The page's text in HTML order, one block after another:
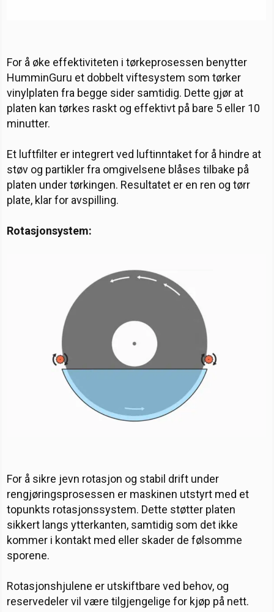
For å øke effektiviteten i tørkeprosessen benytter
HumminGuru et dobbelt viftesystem som tørker
vinylplaten fra begge sider samtidig. Dette gjør at
platen kan tørkes raskt og effektivt på bare 5 eller 10
minutter.
Et luftfilter er integrert ved luftinntaket for å hindre at
støv og partikler fra omgivelsene blåses tilbake på
platen under tørkingen. Resultatet er en ren og tørr
plate, klar for avspilling.
Rotasjonsystem:
For å sikre jevn rotasjon og stabil drift under
rengjøringsprosessen er maskinen utstyrt med et
topunkts rotasjonssystem. Dette støtter platen
sikkert langs ytterkanten, samtidig som det ikke
kommer i kontakt med eller skader de følsomme
sporene.
Rotasjonshjulene er utskiftbare ved behov, og
reservedeler vil være tilgjengelige for kjøp på nett.